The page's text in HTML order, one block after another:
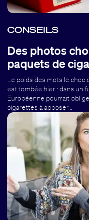
CONSEILS
Des photos
paquets de
Le poids des mots le choc
est tombée hier : dans un
Européenne pourrait
cigarettes à apposer…